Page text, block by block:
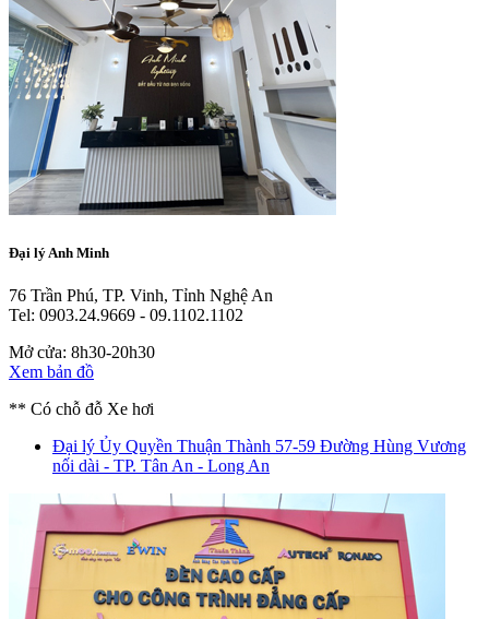
Đại lý Anh Minh
76 Trần Phú, TP. Vinh, Tỉnh Nghệ An
Tel: 0903.24.9669 - 09.1102.1102
Mở cửa: 8h30-20h30
Xem bản đồ
** Có chỗ đỗ Xe hơi
Đại lý Ủy Quyền Thuận Thành 57-59 Đường Hùng Vương
nối dài - TP. Tân An - Long An